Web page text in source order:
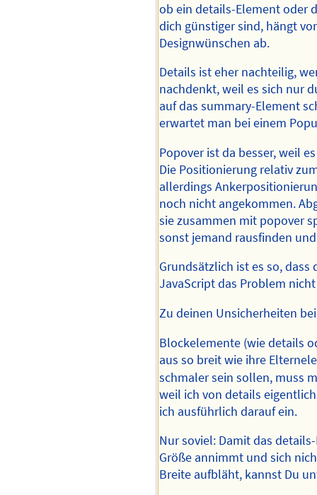
ob ein details-Element oder
dich günstiger sind, hängt
Designwünschen ab.
Details ist eher nachteilig,
nachdenkt, weil es sich nur
auf das summary-Element
erwartet man bei einem
Popover ist da besser, weil
Die Positionierung relativ
allerdings
noch nicht angekommen.
sie zusammen mit popover
sonst jemand rausfinden
Grundsätzlich ist es so, dass
JavaScript das Problem
Zu deinen Unsicherheiten
Blockelemente (wie details
aus so breit wie ihre
schmaler sein sollen, muss
weil ich von details
ich ausführlich darauf ein.
Nur soviel: Damit das
Größe annimmt und sich
Breite aufbläht, kannst Du